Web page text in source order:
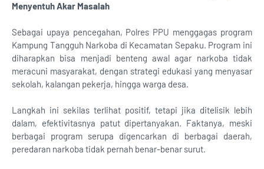
Menyentuh Akar Masalah
Sebagai upaya pencegahan, Polres PPU menggagas program
Kampung Tangguh Narkoba di Kecamatan Sepaku. Program ini
diharapkan bisa menjadi benteng awal agar narkoba tidak
meracuni masyarakat, dengan strategi edukasi yang menyasar
sekolah, kalangan pekerja, hingga warga desa.
Langkah ini sekilas terlihat positif, tetapi jika ditelisik lebih
dalam, efektivitasnya patut dipertanyakan. Faktanya, meski
berbagai program serupa digencarkan di berbagai daerah,
peredaran narkoba tidak pernah benar-benar surut.